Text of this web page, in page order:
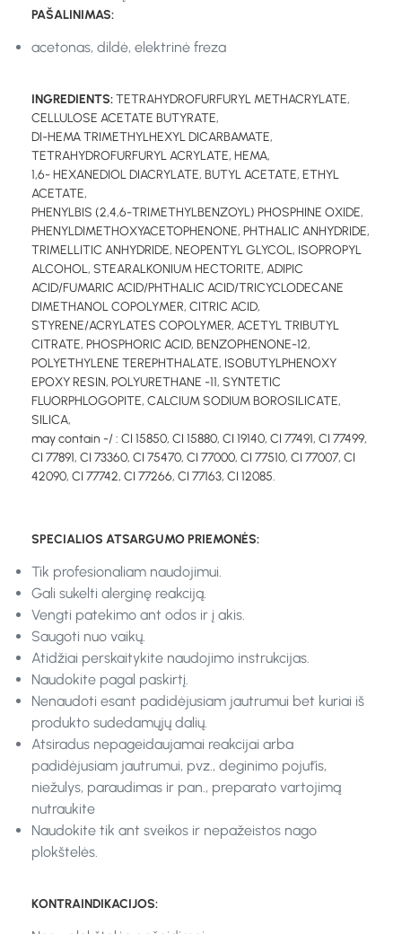
PAŠALINIMAS:
acetonas, dildė, elektrinė freza
INGREDIENTS:TETRAHYDROFURFURYL METHACRYLATE,
CELLULOSE ACETATE BUTYRATE,
DI-HEMA TRIMETHYLHEXYL DICARBAMATE,
TETRAHYDROFURFURYL ACRYLATE, HEMA,
1,6- HEXANEDIOL DIACRYLATE, BUTYL ACETATE, ETHYL
ACETATE,
PHENYLBIS (2,4,6-TRIMETHYLBENZOYL) PHOSPHINE OXIDE,
PHENYLDIMETHOXYACETOPHENONE, PHTHALIC ANHYDRIDE,
TRIMELLITIC ANHYDRIDE, NEOPENTYL GLYCOL, ISOPROPYL
ALCOHOL, STEARALKONIUM HECTORITE, ADIPIC
ACID/FUMARIC ACID/PHTHALIC ACID/TRICYCLODECANE
DIMETHANOL COPOLYMER, CITRIC ACID,
STYRENE/ACRYLATES COPOLYMER, ACETYL TRIBUTYL
CITRATE, PHOSPHORIC ACID, BENZOPHENONE-12,
POLYETHYLENE TEREPHTHALATE, ISOBUTYLPHENOXY
EPOXY RESIN, POLYURETHANE -11, SYNTETIC
FLUORPHLOGOPITE, CALCIUM SODIUM BOROSILICATE,
SILICA,
may contain -/ : CI 15850, CI 15880, CI 19140, CI 77491, CI 77499,
CI 77891, CI 73360, CI 75470, CI 77000, CI 77510, CI 77007, CI
42090, CI 77742, CI 77266, CI 77163, CI 12085.
SPECIALIOS ATSARGUMO PRIEMONĖS:
Tik profesionaliam naudojimui.
Gali sukelti alerginę reakciją.
Vengti patekimo ant odos ir į akis.
Saugoti nuo vaikų.
Atidžiai perskaitykite naudojimo instrukcijas.
Naudokite pagal paskirtį.
Nenaudoti esant padidėjusiam jautrumui bet kuriai iš
produkto sudedamųjų dalių.
Atsiradus nepageidaujamai reakcijai arba
padidėjusiam jautrumui, pvz., deginimo pojūtis,
niežulys, paraudimas ir pan., preparato vartojimą
nutraukite
Naudokite tik ant sveikos ir nepažeistos nago
plokštelės.
KONTRAINDIKACIJOS: